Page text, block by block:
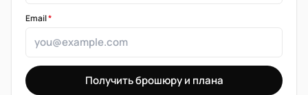
Email*
Получить брошюру и плана